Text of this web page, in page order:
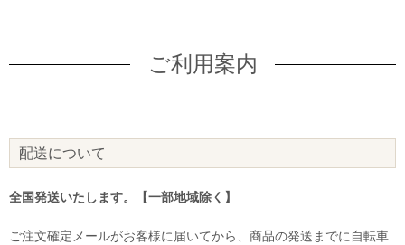
ご利用案内
配送について
全国発送いたします。【一部地域除く】
ご注文確定メールがお客様に届いてから、商品の発送までに自転車